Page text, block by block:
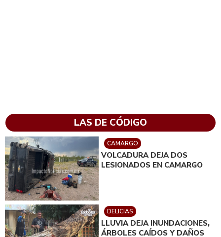
LAS DE CÓDIGO
CAMARGO
VOLCADURA DEJA DOS
LESIONADOS EN CAMARGO
DELICIAS
LLUVIA DEJA INUNDACIONES,
ÁRBOLES CAÍDOS Y DAÑOS